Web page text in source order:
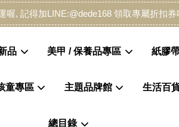
喔, 記得加LINE:@dede168 領取專屬折扣券
品 美甲 / 保養品專區 紙膠
童專區 主題品牌館 生活百
總目錄